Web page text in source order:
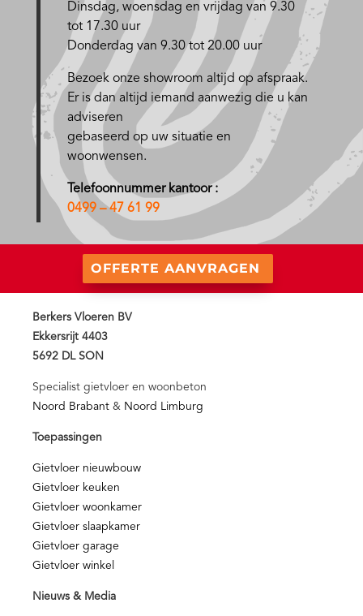
Dinsdag, woensdag en vrijdag van 9.30
tot 17.30 uur
Donderdag van 9.30 tot 20.00 uur
Bezoek onze showroom altijd op afspraak.
Er is dan altijd iemand aanwezig die u kan
adviseren
gebaseerd op uw situatie en
woonwensen.
Telefoonnummer kantoor :
0499 – 47 61 99
OFFERTE AANVRAGEN
Berkers Vloeren BV
Ekkersrijt 4403
5692 DL SON
Specialist gietvloer en woonbeton
Noord Brabant & Noord Limburg
Toepassingen
Gietvloer nieuwbouw
Gietvloer keuken
Gietvloer woonkamer
Gietvloer slaapkamer
Gietvloer garage
Gietvloer winkel
Nieuws & Media